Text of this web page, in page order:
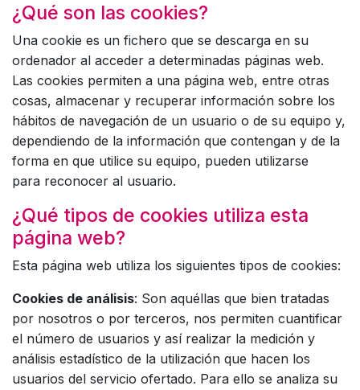
¿Qué son las cookies?
Una cookie es un fichero que se descarga en su
ordenador al acceder a determinadas páginas web.
Las cookies permiten a una página web, entre otras
cosas, almacenar y recuperar información sobre los
hábitos de navegación de un usuario o de su equipo y,
dependiendo de la información que contengan y de la
forma en que utilice su equipo, pueden utilizarse
para reconocer al usuario.
¿Qué tipos de cookies utiliza esta
página web?
Esta página web utiliza los siguientes tipos de cookies:
Cookies de análisis: Son aquéllas que bien tratadas
por nosotros o por terceros, nos permiten cuantificar
el número de usuarios y así realizar la medición y
análisis estadístico de la utilización que hacen los
usuarios del servicio ofertado. Para ello se analiza su